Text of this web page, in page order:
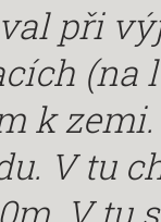
při
(na
k
V tu
V tu